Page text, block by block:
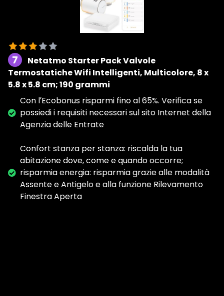
7
Netatmo Starter Pack Valvole
Termostatiche Wifi Intelligenti, Multicolore, ‎8 x
5.8 x 5.8 cm; 190 grammi
Con lʹEcobonus risparmi fino al 65%. Verifica se
possiedi i requisiti necessari sul sito Internet della
Agenzia delle Entrate
Confort stanza per stanza: riscalda la tua
abitazione dove, come e quando occorre;
risparmia energia: risparmia grazie alle modalità
Assente e Antigelo e alla funzione Rilevamento
Finestra Aperta